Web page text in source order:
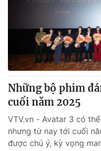
Những bộ phim
cuối năm 2025
VTV.vn - Avatar 3 có
nhưng từ nay tới cuối
được chú ý, kỳ vọng